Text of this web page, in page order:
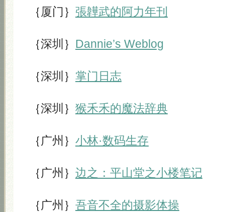
｛厦门｝ 張韡武的阿力年刊
｛深圳｝ Dannie’s Weblog
｛深圳｝ 掌门日志
｛深圳｝ 猴禾禾的魔法辞典
｛广州｝ 小林·数码生存
｛广州｝ 边之：平山堂之小楼笔记
｛广州｝ 吾音不全的摄影体操